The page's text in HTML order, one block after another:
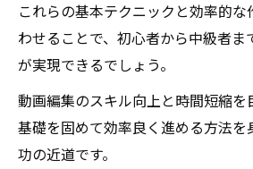
これらの基本テクニックと効率的
わせることで、初心者から中級者
が実現できるでしょう。
動画編集のスキル向上と時間短縮
基礎を固めて効率良く進める方法
功の近道です。